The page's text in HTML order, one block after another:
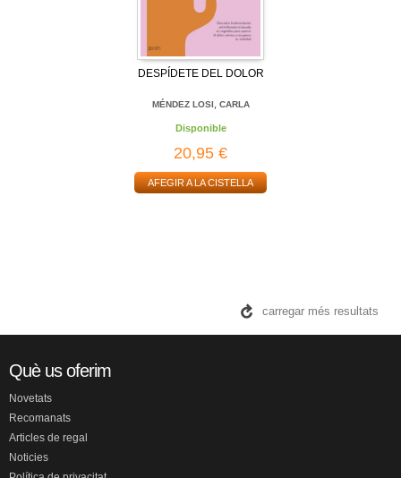
DESPÍDETE DEL DOLOR
MÉNDEZ LOSI, CARLA
Disponible
20,95 €
AFEGIR A LA CISTELLA
carregar més resultats
Què us oferim
Novetats
Recomanats
Articles de regal
Noticies